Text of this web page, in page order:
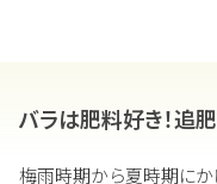
バラは肥料好き！追
梅雨時期から夏時期にか